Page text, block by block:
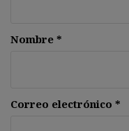
Nombre *
Correo electrónico *